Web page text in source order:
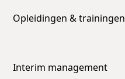
Opleidingen & trainingen
Interim management